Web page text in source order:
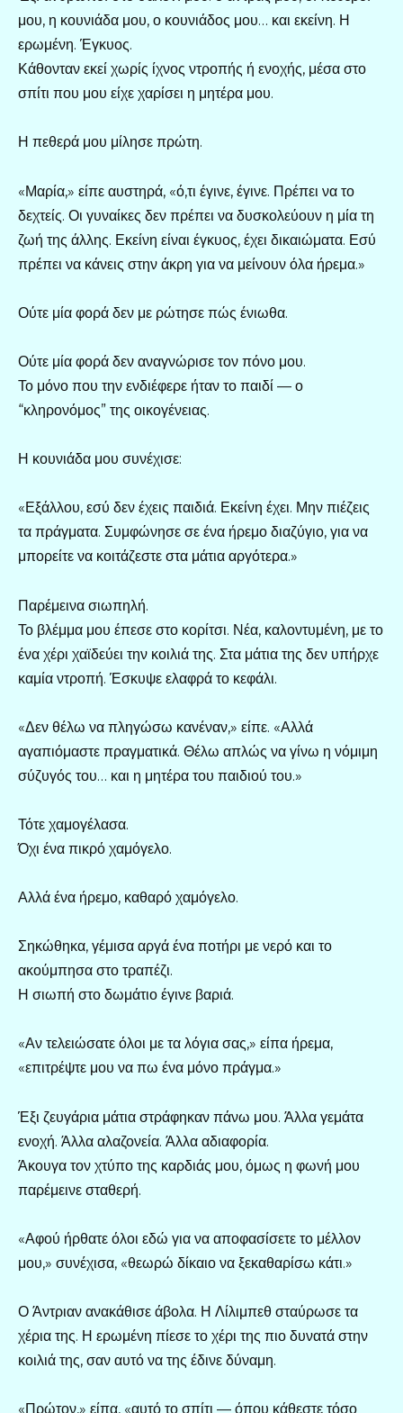
μου, η κουνιάδα μου, ο κουνιάδος μου… και εκείνη. Η
ερωμένη. Έγκυος.
Κάθονταν εκεί χωρίς ίχνος ντροπής ή ενοχής, μέσα στο
σπίτι που μου είχε χαρίσει η μητέρα μου.
Η πεθερά μου μίλησε πρώτη.
«Μαρία,» είπε αυστηρά, «ό,τι έγινε, έγινε. Πρέπει να το
δεχτείς. Οι γυναίκες δεν πρέπει να δυσκολεύουν η μία τη
ζωή της άλλης. Εκείνη είναι έγκυος, έχει δικαιώματα. Εσύ
πρέπει να κάνεις στην άκρη για να μείνουν όλα ήρεμα.»
Ούτε μία φορά δεν με ρώτησε πώς ένιωθα.
Ούτε μία φορά δεν αναγνώρισε τον πόνο μου.
Το μόνο που την ενδιέφερε ήταν το παιδί — ο
“κληρονόμος” της οικογένειας.
Η κουνιάδα μου συνέχισε:
«Εξάλλου, εσύ δεν έχεις παιδιά. Εκείνη έχει. Μην πιέζεις
τα πράγματα. Συμφώνησε σε ένα ήρεμο διαζύγιο, για να
μπορείτε να κοιτάζεστε στα μάτια αργότερα.»
Παρέμεινα σιωπηλή.
Το βλέμμα μου έπεσε στο κορίτσι. Νέα, καλοντυμένη, με το
ένα χέρι χαϊδεύει την κοιλιά της. Στα μάτια της δεν υπήρχε
καμία ντροπή. Έσκυψε ελαφρά το κεφάλι.
«Δεν θέλω να πληγώσω κανέναν,» είπε. «Αλλά
αγαπιόμαστε πραγματικά. Θέλω απλώς να γίνω η νόμιμη
σύζυγός του… και η μητέρα του παιδιού του.»
Τότε χαμογέλασα.
Όχι ένα πικρό χαμόγελο.
Αλλά ένα ήρεμο, καθαρό χαμόγελο.
Σηκώθηκα, γέμισα αργά ένα ποτήρι με νερό και το
ακούμπησα στο τραπέζι.
Η σιωπή στο δωμάτιο έγινε βαριά.
«Αν τελειώσατε όλοι με τα λόγια σας,» είπα ήρεμα,
«επιτρέψτε μου να πω ένα μόνο πράγμα.»
Έξι ζευγάρια μάτια στράφηκαν πάνω μου. Άλλα γεμάτα
ενοχή. Άλλα αλαζονεία. Άλλα αδιαφορία.
Άκουγα τον χτύπο της καρδιάς μου, όμως η φωνή μου
παρέμεινε σταθερή.
«Αφού ήρθατε όλοι εδώ για να αποφασίσετε το μέλλον
μου,» συνέχισα, «θεωρώ δίκαιο να ξεκαθαρίσω κάτι.»
Ο Άντριαν ανακάθισε άβολα. Η Λίλιμπεθ σταύρωσε τα
χέρια της. Η ερωμένη πίεσε το χέρι της πιο δυνατά στην
κοιλιά της, σαν αυτό να της έδινε δύναμη.
«Πρώτον,» είπα, «αυτό το σπίτι — όπου κάθεστε τόσο